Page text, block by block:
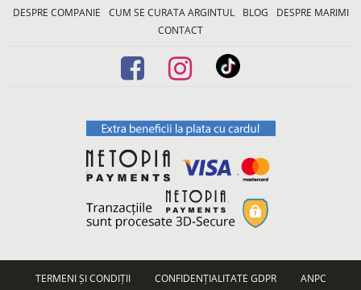
DESPRE COMPANIE CUM SE CURATA ARGINTUL BLOG
DESPRE MARIMI
CONTACT
TERMENI ȘI CONDIȚII CONFIDENȚIALITATE GDPR
ANPC